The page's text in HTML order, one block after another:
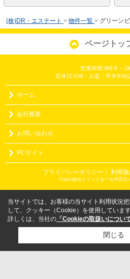
(株)DR・エステート > 物件一覧 > グリーン
ページトッ
営業時間:9時半～
定休日:GW・お盆・年末年始
ホーム
会社概要
お問い合わせ
PCサイト
プライバシーポリシー 利用規
Copyright(c) ドッとあーる井尻店
当サイトでは、お客様の当サイト利用状況
して、クッキー（Cookie）を使用しています
詳しくは、当社の 「Cookieの取扱いについて
閉じる